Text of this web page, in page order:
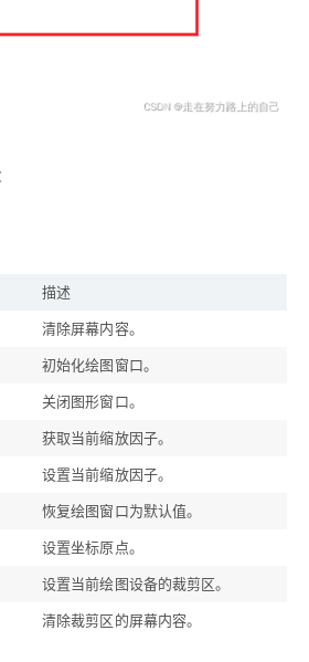
描述
清除屏幕内容。
初始化绘图窗口。
关闭图形窗口。
获取当前缩放因子。
设置当前缩放因子。
恢复绘图窗口为默认值。
设置坐标原点。
设置当前绘图设备的裁剪区。
清除裁剪区的屏幕内容。